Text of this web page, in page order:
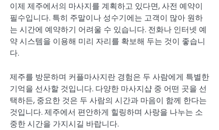
이제 제주에서의 마사지를 계획하고 있다면, 사전 예약이
필수입니다. 특히 주말이나 성수기에는 고객이 많아 원하
는 시간에 예약하기 어려울 수 있습니다. 전화나 인터넷 예
약 시스템을 이용해 미리 자리를 확보해 두는 것이 좋습니
다.
제주를 방문하며 커플마사지란 경험은 두 사람에게 특별한
기억을 선사할 것입니다. 다양한 마사지샵 중 어떤 곳을 선
택하든, 중요한 것은 두 사람의 시간과 마음이 함께 한다는
것입니다. 제주에서 편안하게 힐링하며 사랑을 나누는 소
중한 시간을 가지시길 바랍니다.